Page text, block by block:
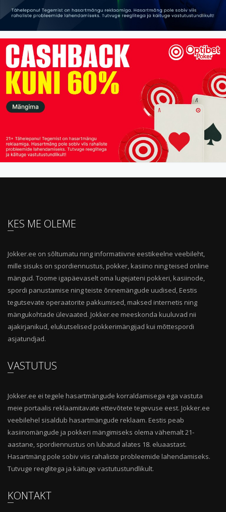
KES ME OLEME
Jokker.ee on sõltumatu ning informatiivne eestikeelne veebileht,
mille sisuks on spordiennustus, pokker, kasiino ning teised online
mängud. Toome igapäevaselt oma lugejateni pokkeri, kasiinode,
spordi panustamise ning teiste õnnemängude uudised, Eestis
tegutsevate operaatorite pakkumised, maksed internetis ning
mängukohtade ülevaated. Jokker.ee meeskonda kuuluvad nii
ajakirjanikud, elukutselised pokkerimängijad kui mõttespordi
asjatundjad.
VASTUTUS
Jokker.ee ei tegele hasartmängude korraldamisega ega vastuta
meie portaalis reklaamitavate ettevõtete tegevuse eest. Jokker.ee
veebilehel sisaldub hasartmängude reklaam. Eestis peab
kasiinomängude ja pokkeri mängimiseks olema vähemalt 21-
aastane, spordiennustus on lubatud alates 18. eluaastast.
Hasartmäng pole sobiv viis rahaliste probleemide lahendamiseks.
Tutvuge reeglitega ja käituge vastutustundlikult.
KONTAKT